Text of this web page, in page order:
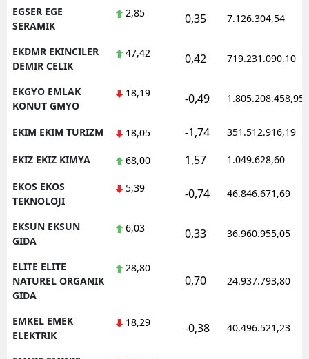
EGSER EGE
SERAMIK
2,85 0,35 7.126.304,54
EKDMR EKINCILER
DEMIR CELIK
47,42 0,42 719.231.090,10
EKGYO EMLAK
KONUT GMYO
18,19 -0,49 1.805.208.458,95
EKIM EKIM TURIZM 18,05 -1,74 351.512.916,19
EKIZ EKIZ KIMYA 68,00 1,57 1.049.628,60
EKOS EKOS
TEKNOLOJI
5,39 -0,74 46.846.671,69
EKSUN EKSUN
GIDA
6,03 0,33 36.960.955,05
ELITE ELITE
NATUREL ORGANIK
GIDA
28,80
0,70 24.937.793,80
EMKEL EMEK
ELEKTRIK
18,29 -0,38 40.496.521,23